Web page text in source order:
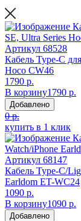
Артикул 68528
Кабель Type-C
Hoco CW46
1790 р.
В корзину1790 р.
Добавлено
0 р.
купить в 1 клик
Артикул 68147
Кабель Type-C/
Earldom ET-WC24
1090 р.
В корзину1090 р.
Добавлено